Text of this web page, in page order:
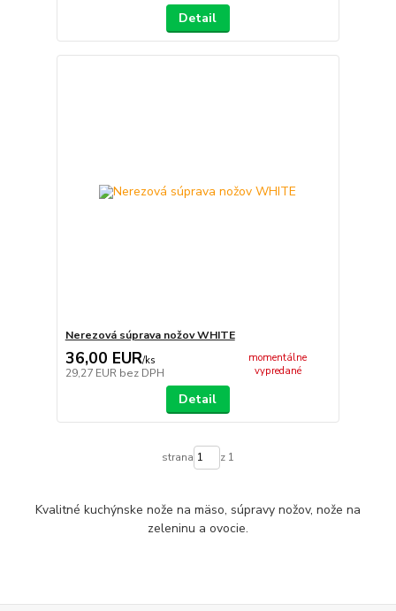
Detail
Nerezová súprava nožov WHITE
36,00 EUR/ks
29,27 EUR bez DPH
momentálne
vypredané
Detail
strana z 1
Kvalitné kuchýnske nože na mäso, súpravy nožov, nože na
zeleninu a ovocie.